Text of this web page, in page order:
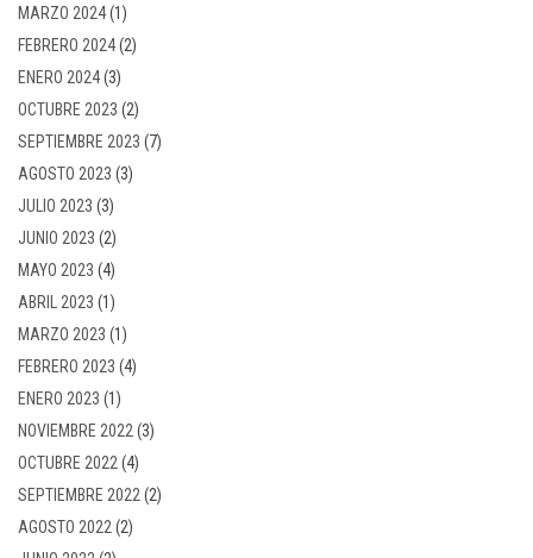
MARZO 2024(1)
FEBRERO 2024(2)
ENERO 2024(3)
OCTUBRE 2023 (2)
SEPTIEMBRE 2023 (7)
AGOSTO 2023 (3)
JULIO 2023 (3)
JUNIO 2023 (2)
MAYO 2023 (4)
ABRIL 2023 (1)
MARZO 2023 (1)
FEBRERO 2023 (4)
ENERO 2023 (1)
NOVIEMBRE 2022 (3)
OCTUBRE 2022 (4)
SEPTIEMBRE 2022 (2)
AGOSTO 2022 (2)